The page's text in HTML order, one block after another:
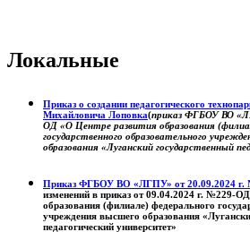
Локальные
Приказ о создании педагогического
Михайловича Лоповка(приказ ФГБОУ ВО
ОД «О Центре развития образования
государственного образовательного
образования «Луганский государственный
Приказ ФГБОУ ВО «ЛГПУ» от 20.09.2024
изменений в приказ от 09.04.2024 г. №229-
образования (филиале) федерального
учреждения высшего образования
педагогический университет»